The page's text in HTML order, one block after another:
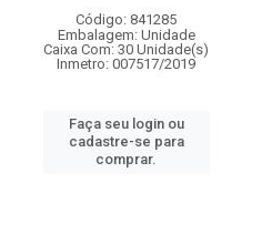
Código: 841285
Embalagem: Unidade
Caixa Com: 30 Unidade(s)
Inmetro: 007517/2019
Faça seu login ou
cadastre-se para
comprar.